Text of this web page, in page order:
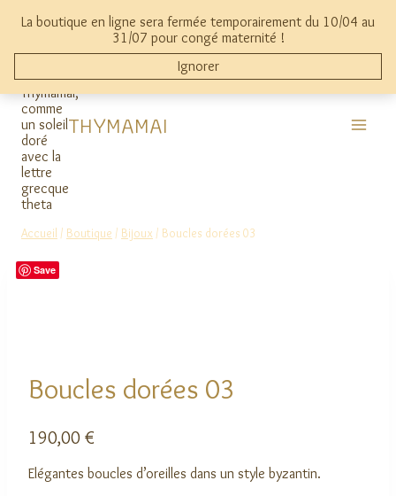
La boutique en ligne sera fermée temporairement du 10/04 au
31/07 pour congé maternité !
Ignorer
0 mon compte
THYMAMAI
Accueil / Boutique / Bijoux / Boucles dorées 03
Save
Boucles dorées 03
190,00 €
Elégantes boucles d’oreilles dans un style byzantin.